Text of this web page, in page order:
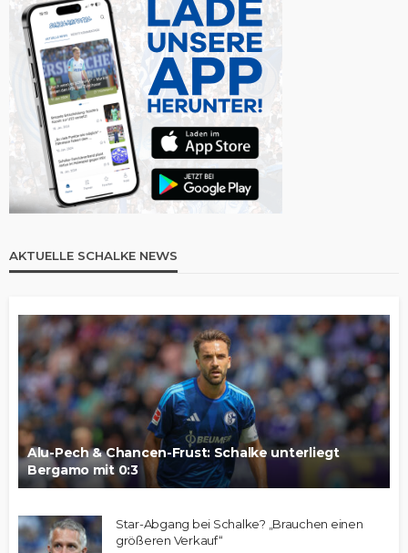
AKTUELLE SCHALKE NEWS
Alu-Pech & Chancen-Frust: Schalke unterliegt
Bergamo mit 0:3
Star-Abgang bei Schalke? „Brauchen einen
größeren Verkauf“